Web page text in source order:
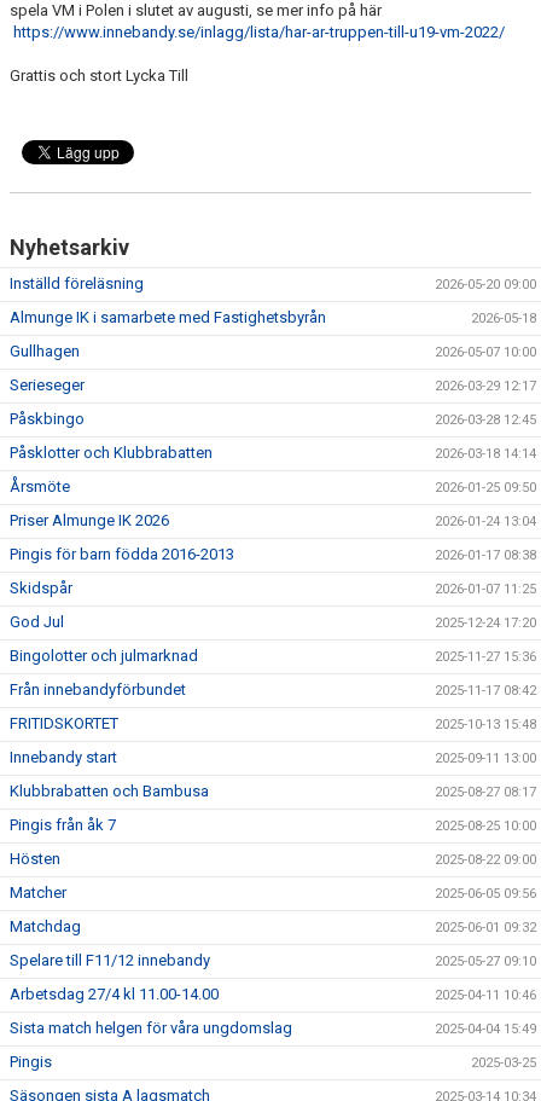
spela VM i Polen i slutet av augusti, se mer info på här
https://www.innebandy.se/inlagg/lista/har-ar-truppen-till-u19-vm-2022/
Grattis och stort Lycka Till
Nyhetsarkiv
Inställd föreläsning 2026-05-20 09:00
Almunge IK i samarbete med Fastighetsbyrån 2026-05-18
Gullhagen 2026-05-07 10:00
Serieseger 2026-03-29 12:17
Påskbingo 2026-03-28 12:45
Påsklotter och Klubbrabatten 2026-03-18 14:14
Årsmöte 2026-01-25 09:50
Priser Almunge IK 2026 2026-01-24 13:04
Pingis för barn födda 2016-2013 2026-01-17 08:38
Skidspår 2026-01-07 11:25
God Jul 2025-12-24 17:20
Bingolotter och julmarknad 2025-11-27 15:36
Från innebandyförbundet 2025-11-17 08:42
FRITIDSKORTET 2025-10-13 15:48
Innebandy start 2025-09-11 13:00
Klubbrabatten och Bambusa 2025-08-27 08:17
Pingis från åk 7 2025-08-25 10:00
Hösten 2025-08-22 09:00
Matcher 2025-06-05 09:56
Matchdag 2025-06-01 09:32
Spelare till F11/12 innebandy 2025-05-27 09:10
Arbetsdag 27/4 kl 11.00-14.00 2025-04-11 10:46
Sista match helgen för våra ungdomslag 2025-04-04 15:49
Pingis 2025-03-25
Säsongen sista A lagsmatch 2025-03-14 10:34